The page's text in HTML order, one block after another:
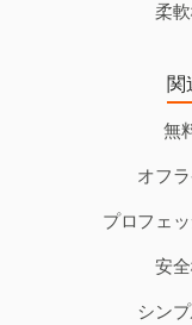
柔
関
無
オフ
プロフェ
安
シン